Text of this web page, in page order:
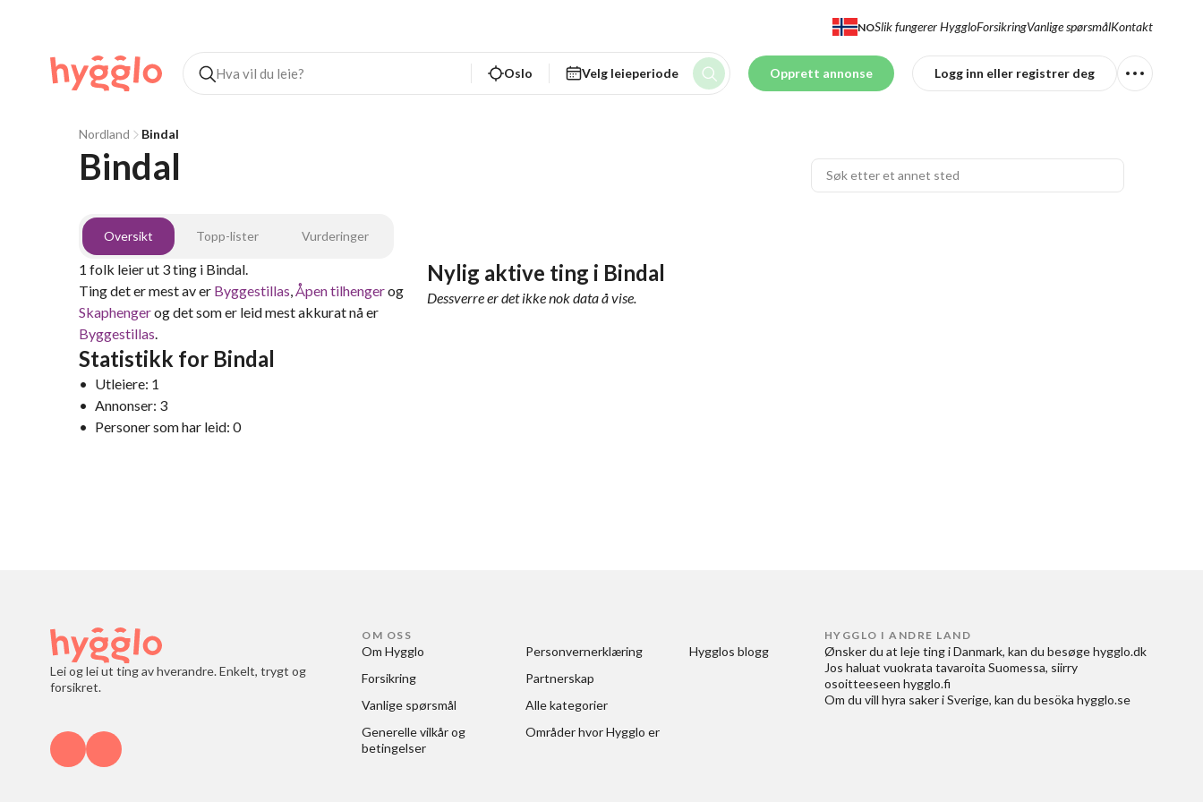
NOSlik fungerer HyggloForsikringVanlige spørsmålKontakt
Oslo Velg leieperiode Opprett annonse Logg inn eller registrer deg
Nordland Bindal
Bindal
Oversikt Topp-lister Vurderinger
1 folk leier ut 3ting i Bindal
Ting det er mest av er Byggestillas Åpen tilhengerog
Skaphengerog det som er leid mest akkurat nå er
Byggestillas
Statistikk for Bindal
• Utleiere: 1
• Annonser: 3
• Personer som har leid: 0
Nylig aktive ting i Bindal
Dessverre er det ikke nok data å vise.
Lei og lei ut ting av hverandre. Enkelt, trygt og
forsikret.
OM OSS
Om Hygglo
Forsikring
Vanlige spørsmål
Generelle vilkår og
betingelser
Personvernerklæring
Partnerskap
Alle kategorier
Områder hvor Hygglo er
Hygglos blogg
HYGGLO I ANDRE LAND
Ønsker du at leje ting i Danmark, kan du besøge hygglo.dk
Jos haluat vuokrata tavaroita Suomessa, siirry
osoitteeseen hygglo.fi
Om du vill hyra saker i Sverige, kan du besöka hygglo.se